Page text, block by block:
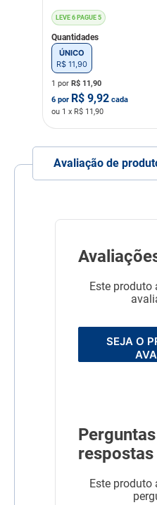
LEVE 6 PAGUE 5
Quantidades
ÚNICO
R$ 11 90
1 por R$ 11,90
6 por R$ 9,92 cada
ou 1 x R$ 11,90
Avaliação de
Este produto
SEJA O
respostas
Este produto